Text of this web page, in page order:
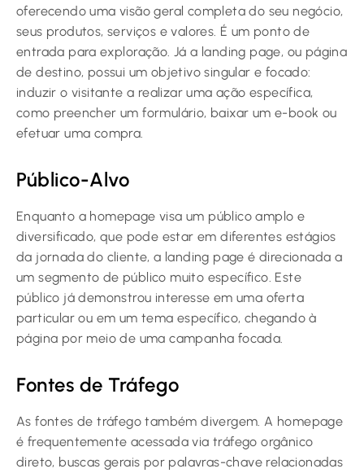
oferecendo uma visão geral completa do seu negócio,
seus produtos, serviços e valores. É um ponto de
entrada para exploração. Já a landing page, ou página
de destino, possui um objetivo singular e focado:
induzir o visitante a realizar uma ação específica,
como preencher um formulário, baixar um e-book ou
efetuar uma compra.
Público-Alvo
Enquanto a homepage visa um público amplo e
diversificado, que pode estar em diferentes estágios
da jornada do cliente, a landing page é direcionada a
um segmento de público muito específico. Este
público já demonstrou interesse em uma oferta
particular ou em um tema específico, chegando à
página por meio de uma campanha focada.
Fontes de Tráfego
As fontes de tráfego também divergem. A homepage
é frequentemente acessada via tráfego orgânico
direto, buscas gerais por palavras-chave relacionadas